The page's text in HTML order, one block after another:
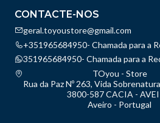
CONTACTE-NOS
geral.toyoustore@gmail.com
+351965684950- Chamada para a
351965684950- Chamada para a
TOyou - Store
Rua da Paz Nº 263, Vida
3800-587 CACIA -
Aveiro - Portugal